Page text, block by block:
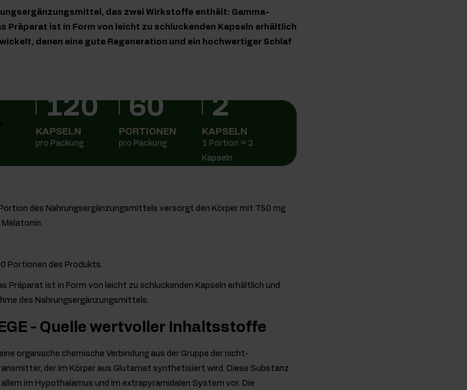
das zwei Wirkstoffe enthält: Gamma-
Präparat ist in Form von leicht zu schluckenden Kapseln erhältlich
denen eine gute Regeneration und ein hochwertiger Schlaf
120
KAPSELN
pro Packung
60
PORTIONEN
pro Packung
2
KAPSELN
1 Portion = 2
Kapseln
des Nahrungsergänzungsmittels versorgt den Körper mit 750 mg
Portionen des Produkts.
Präparat ist in Form von leicht zu schluckenden Kapseln erhältlich und
des Nahrungsergänzungsmittels.
- Quelle wertvoller Inhaltsstoffe
organische chemische Verbindung aus der Gruppe der nicht-
der im Körper aus Glutamat synthetisiert wird. Diese Substanz
im Hypothalamus und im extrapyramidalen System vor. Die